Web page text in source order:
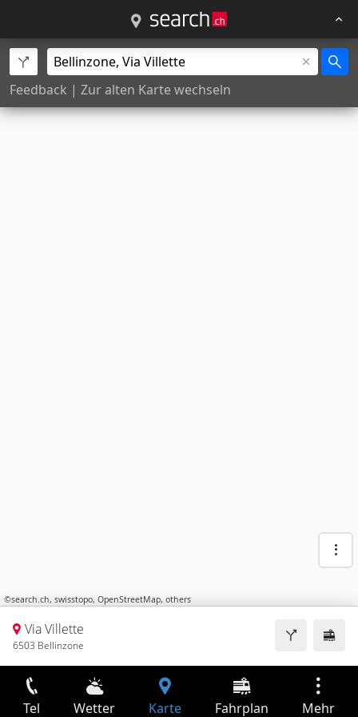
Feedback | Zur alten Karte wechseln
©search.ch, swisstopo, OpenStreetMap, others
Via Villette
6503 Bellinzone
Tel Wetter Karte Fahrplan Mehr